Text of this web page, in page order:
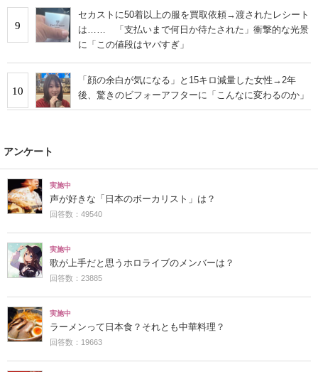
9
セカストに50着以上の服を買取依頼→渡されたレシート
は…… 「支払いまで何日か待たされた」衝撃的な光景
に「この値段はヤバすぎ」
10
「顔の余白が気になる」と15キロ減量した女性→2年
後、驚きのビフォーアフターに「こんなに変わるのか」
アンケート
実施中
声が好きな「日本のボーカリスト」は？
回答数：49540
実施中
歌が上手だと思うホロライブのメンバーは？
回答数：23885
実施中
ラーメンって日本食？それとも中華料理？
回答数：19663